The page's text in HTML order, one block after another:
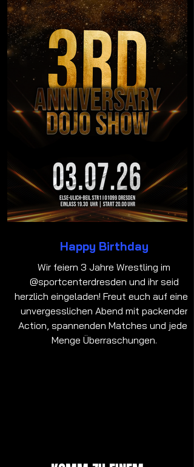
Happy Birthday
Wir feiern 3 Jahre Wrestling im
@sportcenterdresden und ihr seid
herzlich eingeladen! Freut euch auf einen
unvergesslichen Abend mit packender
Action, spannenden Matches und jeder
Menge Überraschungen.